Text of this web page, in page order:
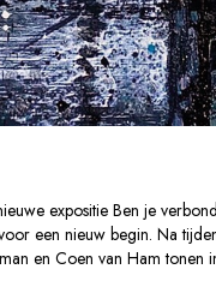
expositie Ben je
een nieuw begin. Na
en Coen van Ham tonen